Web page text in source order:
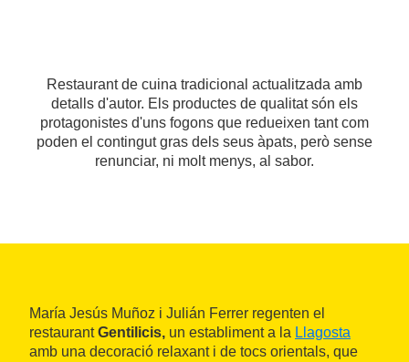
Restaurant de cuina tradicional actualitzada amb
detalls d'autor. Els productes de qualitat són els
protagonistes d'uns fogons que redueixen tant com
poden el contingut gras dels seus àpats, però sense
renunciar, ni molt menys, al sabor.
María Jesús Muñoz i Julián Ferrer regenten el
restaurantGentilicis, un establiment a la Llagosta
amb una decoració relaxant i de tocs orientals, que